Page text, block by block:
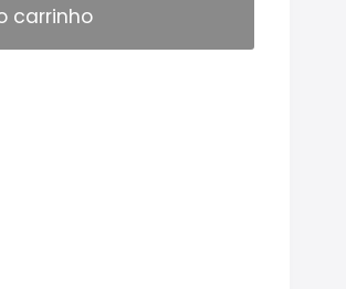
carrinho